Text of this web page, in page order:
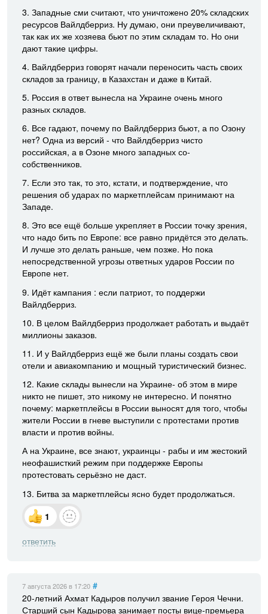
3. Западные сми считают, что уничтожено 20% складских
ресурсов Вайлдберриз. Ну думаю, они преувеличивают,
так как их же хозяева бьют по этим складам то. Но они
дают такие цифры.
4. Вайлдберриз говорят начали переносить часть своих
складов за границу, в Казахстан и даже в Китай.
5. Россия в ответ вынесла на Украине очень много
разных складов.
6. Все гадают, почему по Вайлдберриз бьют, а по Озону
нет? Одна из версий - что Вайлдберриз чисто
российская, а в Озоне много западных со-
собственников.
7. Если это так, то это, кстати, и подтверждение, что
решения об ударах по маркетплейсам принимают на
Западе.
8. Это все ещё больше укрепляет в России точку зрения,
что надо бить по Европе: все равно придётся это делать.
И лучше это делать раньше, чем позже. Но пока
непосредственной угрозы ответных ударов России по
Европе нет.
9. Идёт кампания : если патриот, то поддержи
Вайлдберриз.
10. В целом Вайлдберриз продолжает работать и выдаёт
миллионы заказов.
11. И у Вайлдберриз ещё же были планы создать свои
отели и авиакомпанию и мощный туристический бизнес.
12. Какие склады вынесли на Украине- об этом в мире
никто не пишет, это никому не интересно. И понятно
почему: маркетплейсы в России выносят для того, чтобы
жители России в гневе выступили с протестами против
власти и против войны.
А на Украине, все знают, украинцы - рабы и им жестокий
неофашисткий режим при поддержке Европы
протестовать серьёзно не даст.
13. Битва за маркетплейсы ясно будет продолжаться.
1
ответить
7 августа 2026 в 17:20 #
20-летний Ахмат Кадыров получил звание Героя Чечни.
Старший сын Кадырова занимает посты вице-премьера